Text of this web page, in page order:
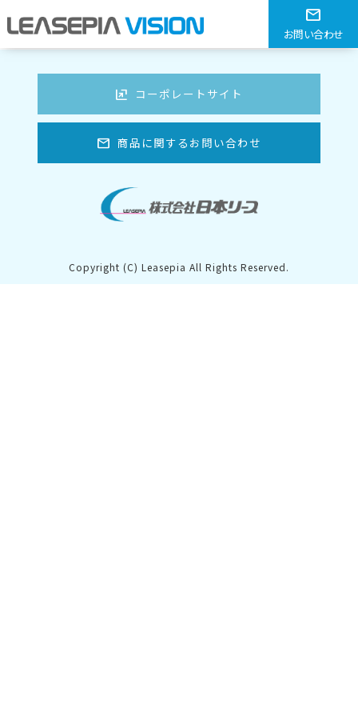
mail
お問い合わせ
エコ薄型マット レッド S
HOME > エコ薄型マット レッド S
ungroup コーポレートサイト
mail 商品に関するお問い合わせ
Copyright (C) Leasepia All Rights Reserved.